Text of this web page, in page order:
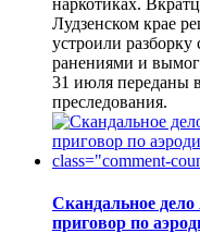
Лудзенском крае
устроили
ранениями и
31 июля переданы
преследования.
Скандальное
приговор по